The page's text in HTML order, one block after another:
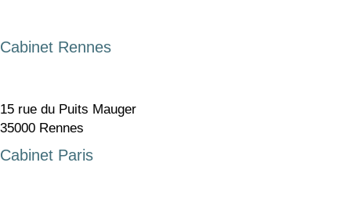
Cabinet Rennes
15 rue du Puits Mauger
35000 Rennes
Cabinet Paris